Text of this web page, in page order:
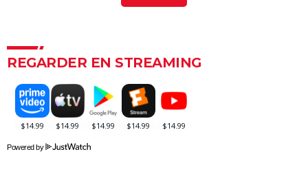
musique d'Orelsan ?> Accueil - Film d'action
estivale est de retour pour son final attendu
Banlieusards 3 : le dernier volet de la saga de Kery
James arrive sur Netflix> Guide
Le Prestige : avez-vous bien compris le film ? Les
explications sur la fin
Get Out
REGARDER EN STREAMING
Powered by